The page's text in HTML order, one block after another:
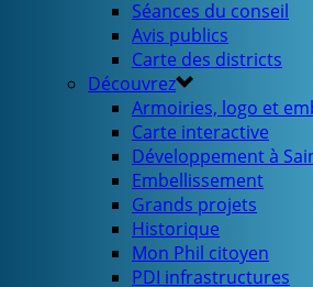
Séances du conseil
Avis publics
Carte des districts
Découvrez
Armoiries, logo et
Carte interactive
Développement à
Embellissement
Grands projets
Historique
Mon Phil citoyen
PDI infrastructures